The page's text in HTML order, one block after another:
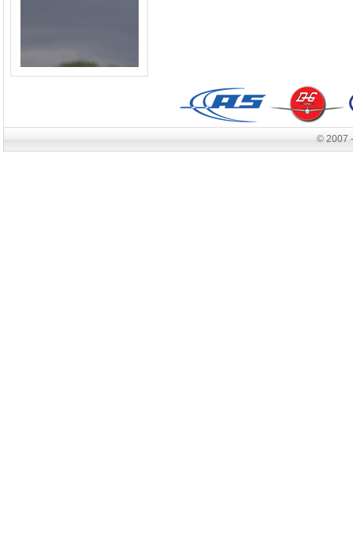
© 2007